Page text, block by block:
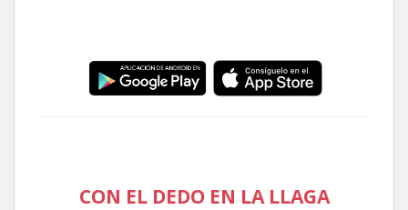
CON EL DEDO EN LA LLAGA